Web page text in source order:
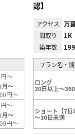
～
月～
円～
～
月～
円～
認】
アクセス 万
間取り 1K
築年数
プラン名・
ロング
30日以上～
ショート【7日
～30日未満